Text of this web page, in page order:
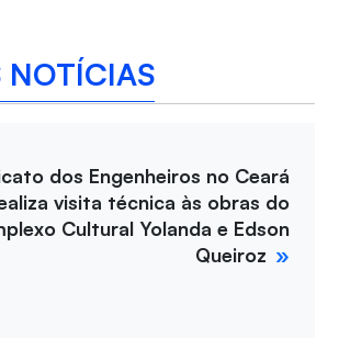
NOTÍCIAS
dos Engenheiros no Ceará
visita técnica às obras do
Cultural Yolanda e Edson
Queiroz